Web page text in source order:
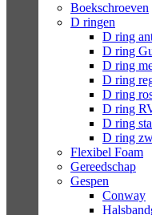
Boekschroeven
D ringen
D ring
D ring
D ring
D ring
D ring
D ring
D ring
D ring
Flexibel Foam
Gereedschap
Gespen
Conway